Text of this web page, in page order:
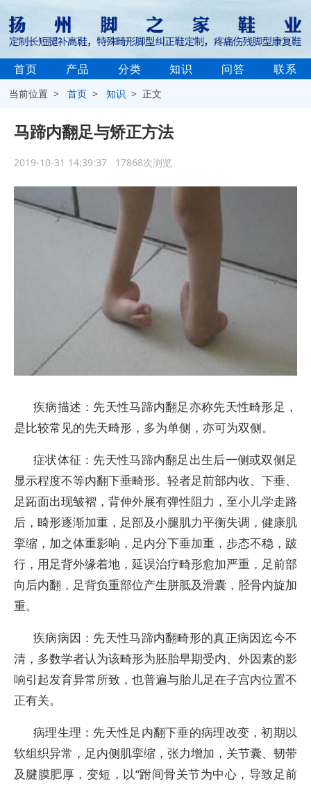
首页 产品 分类 知识 问答 联系
当前位置 >首页 >知识 > 正文
马蹄内翻足与矫正方法
2019-10-31 14:39:37 17868次浏览
疾病描述：先天性马蹄内翻足亦称先天性畸形足，
是比较常见的先天畸形，多为单侧，亦可为双侧。
症状体征：先天性马蹄内翻足出生后一侧或双侧足
显示程度不等内翻下垂畸形。轻者足前部内收、下垂、
足跖面出现皱褶，背伸外展有弹性阻力，至小儿学走路
后，畸形逐渐加重，足部及小腿肌力平衡失调，健康肌
挛缩，加之体重影响，足内分下垂加重，步态不稳，跛
行，用足背外缘着地，延误治疗畸形愈加严重，足前部
向后内翻，足背负重部位产生胼胝及滑囊，胫骨内旋加
重。
疾病病因：先天性马蹄内翻畸形的真正病因迄今不
清，多数学者认为该畸形为胚胎早期受内、外因素的影
响引起发育异常所致，也普遍与胎儿足在子宫内位置不
正有关。
病理生理：先天性足内翻下垂的病理改变，初期以
软组织异常，足内侧肌挛缩，张力增加，关节囊、韧带
及腱膜肥厚，变短，以“跗间骨关节为中心，导致足前